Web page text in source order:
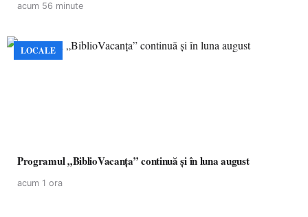
acum 56 minute
LOCALE
Programul „BiblioVacanța” continuă și în luna august
acum 1 ora